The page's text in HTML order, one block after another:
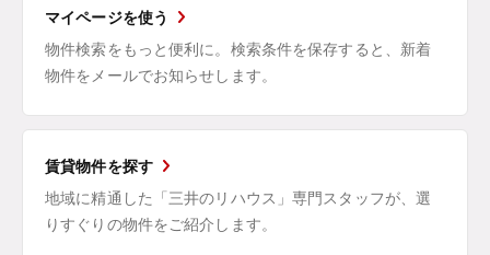
マイページを使う
物件検索をもっと便利に。検索条件を保存すると、新着
物件をメールでお知らせします。
賃貸物件を探す
地域に精通した「三井のリハウス」専門スタッフが、選
りすぐりの物件をご紹介します。